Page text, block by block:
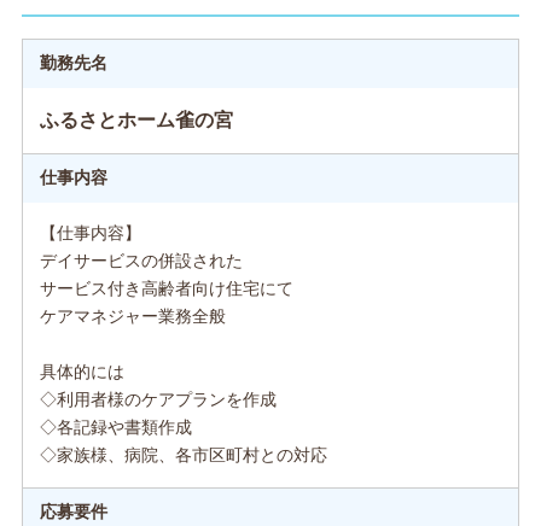
勤務先名
ふるさとホーム雀の宮
仕事内容
【仕事内容】
デイサービスの併設された
サービス付き高齢者向け住宅にて
ケアマネジャー業務全般
具体的には
◇利用者様のケアプランを作成
◇各記録や書類作成
◇家族様、病院、各市区町村との対応
応募要件